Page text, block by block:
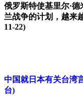
俄罗斯特使基里尔·
兰战争的计划，越来
11-22)
中国就日本有关台湾
台)